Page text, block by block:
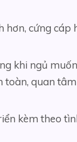
hơn, cứng cáp
khi ngủ
toàn, quan
kèm theo